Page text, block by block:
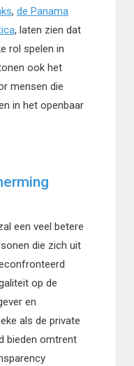
, de Panama
, laten zien dat
rol spelen in
ook het
mensen die
in het openbaar
een veel betere
die zich uit
op de
en
als de private
bieden omtrent